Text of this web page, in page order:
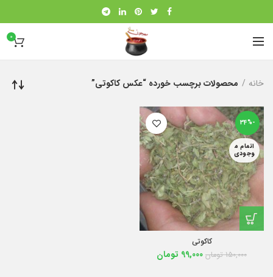
0
خانه محصولات برچسب خورده “عکس کاکوتی”
-34%
اتمام م
وجودی
کاکوتی
150,000 تومان 99,000 تومان